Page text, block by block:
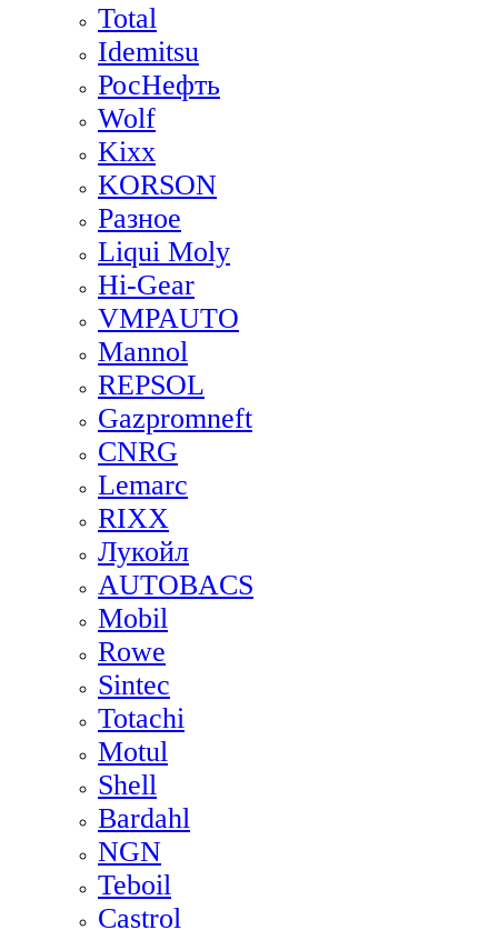
Total
Idemitsu
РосНефть
Wolf
Kixx
KORSON
Разное
Liqui Moly
Hi-Gear
VMPAUTO
Mannol
REPSOL
Gazpromneft
CNRG
Lemarc
RIXX
Лукойл
AUTOBACS
Mobil
Rowe
Sintec
Totachi
Motul
Shell
Bardahl
NGN
Teboil
Castrol